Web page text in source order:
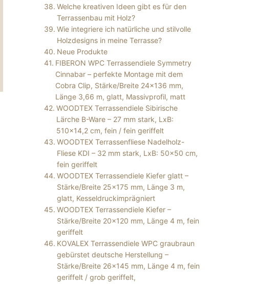
Welche kreativen Ideen gibt es für den
Terrassenbau mit Holz?
Wie integriere ich natürliche und stilvolle
Holzdesigns in meine Terrasse?
Neue Produkte
FIBERON WPC Terrassendiele Symmetry
Cinnabar – perfekte Montage mit dem
Cobra Clip, Stärke/Breite 24×136 mm,
Länge 3,66 m, glatt, Massivprofil, matt
WOODTEX Terrassendiele Sibirische
Lärche B-Ware – 27 mm stark, LxB:
510×14,2 cm, fein / fein geriffelt
WOODTEX Terrassenfliese Nadelholz-
Fliese KDI – 32 mm stark, LxB: 50×50 cm,
fein geriffelt
WOODTEX Terrassendiele Kiefer glatt –
Stärke/Breite 25×175 mm, Länge 3 m,
glatt, Kesseldruckimprägniert
WOODTEX Terrassendiele Kiefer –
Stärke/Breite 20×120 mm, Länge 4 m, fein
geriffelt
KOVALEX Terrassendiele WPC graubraun
gebürstet deutsche Herstellung –
Stärke/Breite 26×145 mm, Länge 4 m, fein
geriffelt / grob geriffelt,